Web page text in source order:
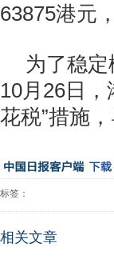
63875港元
为了稳
10月26日，
花税”措施
标签：
相关文章